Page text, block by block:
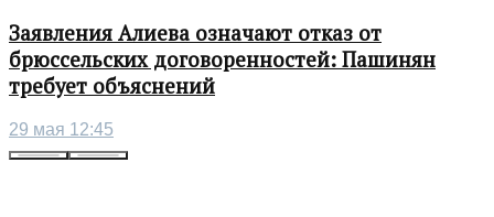
Заявления Алиева означают отказ от
брюссельских договоренностей: Пашинян
требует объяснений
29 мая 12:45